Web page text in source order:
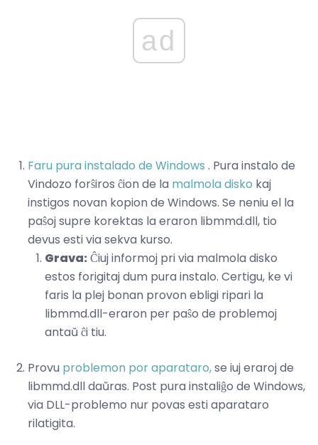
ad
Faru pura instalado de Windows . Pura instalo de
Vindozo forŝiros ĉion de la malmola disko kaj
instigos novan kopion de Windows. Se neniu el la
paŝoj supre korektas la eraron libmmd.dll, tio
devus esti via sekva kurso.
Grava: Ĉiuj informoj pri via malmola disko
estos forigitaj dum pura instalo. Certigu, ke vi
faris la plej bonan provon ebligi ripari la
libmmd.dll-eraron per paŝo de problemoj
antaŭ ĉi tiu.
Provu problemon por aparataro,se iuj eraroj de
libmmd.dll daŭras. Post pura instaliĝo de Windows,
via DLL-problemo nur povas esti aparataro
rilatigita.